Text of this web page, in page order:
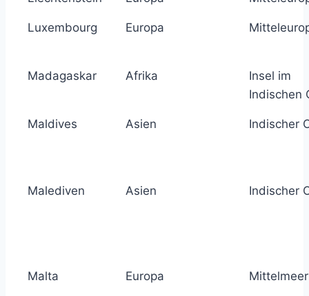
Luxembourg Europa
Madagaskar Afrika
Insel im
Indischen
Maldives Asien Indischer
Malediven Asien Indischer
Malta Europa Mittelmeer